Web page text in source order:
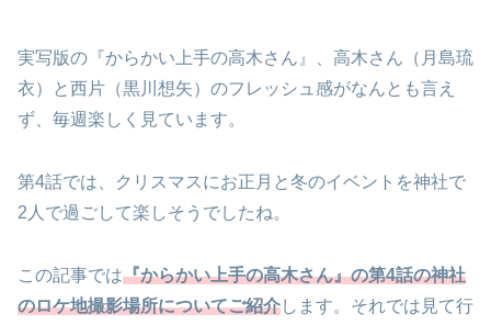
実写版の『からかい上手の高木さん』、高木さん（月島琉
衣）と西片（黒川想矢）のフレッシュ感がなんとも言え
ず、毎週楽しく見ています。
第4話では、クリスマスにお正月と冬のイベントを神社で
2人で過ごして楽しそうでしたね。
この記事では『からかい上手の高木さん』の第4話の神社
のロケ地撮影場所についてご紹介します。それでは見て行